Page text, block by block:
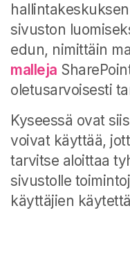
sivuston
edun, nimittäin
malleja
oletusarvoisesti
Kyseessä ovat
voivat käyttää,
tarvitse aloittaa
sivustolle
käyttäjien